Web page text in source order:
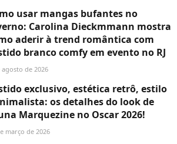
usar mangas bufantes no
Carolina Dieckmmann mostra
aderir à trend romântica com
branco comfy em evento no RJ
agosto de 2026
exclusivo, estética retrô, estilo
os detalhes do look de
Marquezine no Oscar 2026!
março de 2026